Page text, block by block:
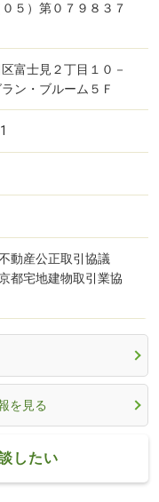
５）第０７９８３７
富士見２丁目１０－
ン・ブルーム５Ｆ
動産公正取引協議
都宅地建物取引業協
を見る
したい